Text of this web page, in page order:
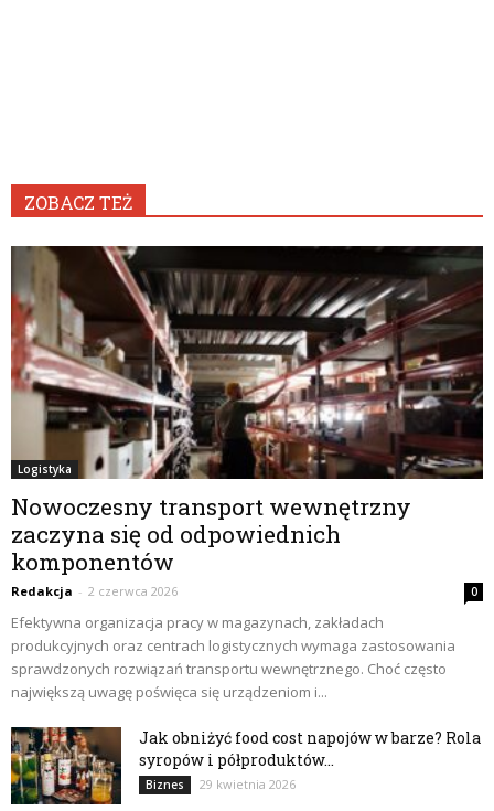
ZOBACZ TEŻ
Logistyka
Nowoczesny transport wewnętrzny
zaczyna się od odpowiednich
komponentów
Redakcja - 2 czerwca 2026 0
Efektywna organizacja pracy w magazynach, zakładach
produkcyjnych oraz centrach logistycznych wymaga zastosowania
sprawdzonych rozwiązań transportu wewnętrznego. Choć często
największą uwagę poświęca się urządzeniom i...
Jak obniżyć food cost napojów w barze? Rola
syropów i półproduktów...
Biznes 29 kwietnia 2026